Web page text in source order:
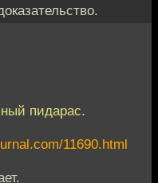
пидарас.
11690.html